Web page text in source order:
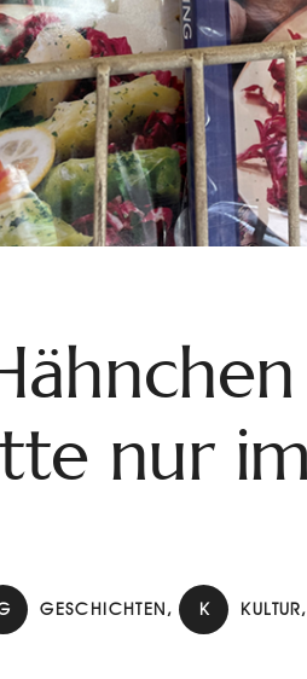
nur
GESCHICHTEN, K KULTUR,